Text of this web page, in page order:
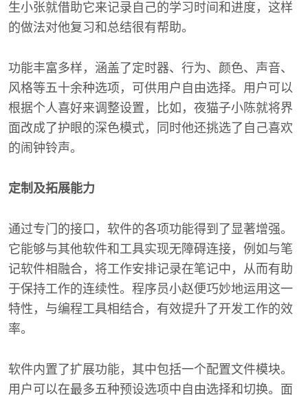
生小张就借助它来记录自己的学习时间和进度，这样
的做法对他复习和总结很有帮助。
功能丰富多样，涵盖了定时器、行为、颜色、声音、
风格等五十余种选项，可供用户自由选择。用户可以
根据个人喜好来调整设置，比如，夜猫子小陈就将界
面改成了护眼的深色模式，同时他还挑选了自己喜欢
的闹钟铃声。
定制及拓展能力
通过专门的接口，软件的各项功能得到了显著增强。
它能够与其他软件和工具实现无障碍连接，例如与笔
记软件相融合，将工作安排记录在笔记中，从而有助
于保持工作的连续性。程序员小赵便巧妙地运用这一
特性，与编程工具相结合，有效提升了开发工作的效
率。
软件内置了扩展功能，其中包括一个配置文件模块。
用户可以在最多五种预设选项中自由选择和切换。面